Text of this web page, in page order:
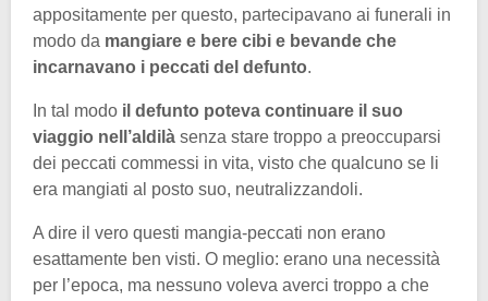
appositamente per questo, partecipavano ai funerali in
modo da mangiare e bere cibi e bevande che
incarnavano i peccati del defunto.
In tal modo il defunto poteva continuare il suo
viaggio nell’aldilà senza stare troppo a preoccuparsi
dei peccati commessi in vita, visto che qualcuno se li
era mangiati al posto suo, neutralizzandoli.
A dire il vero questi mangia-peccati non erano
esattamente ben visti. O meglio: erano una necessità
per l’epoca, ma nessuno voleva averci troppo a che